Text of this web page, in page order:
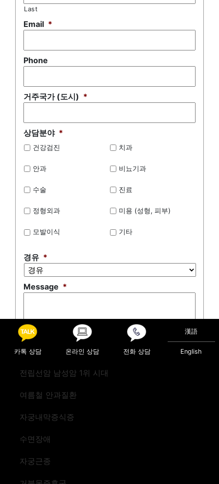
Last
Email *
Phone
거주국가 (도시) *
상담분야 *
건강검진 치과
안과 비뇨기과
수술 진료
정형외과 미용 (성형, 피부)
모발이식 기타
경유 *
Message *
0 of 500 max characters
카톡 상담 온라인 상담 전화 상담
漢語
English
전립선암 남성암 1위 시대
여름철 안과질환
자궁내막증식증
수면장애
자궁근종